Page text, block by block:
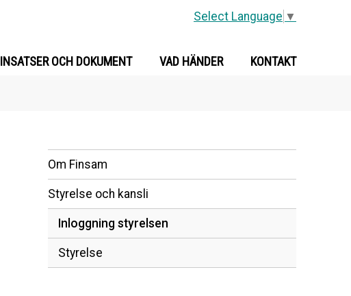
Select Language ▼
INSATSER OCH DOKUMENT VAD HÄNDER KONTAKT
Om Finsam
Styrelse och kansli
Inloggning styrelsen
Styrelse